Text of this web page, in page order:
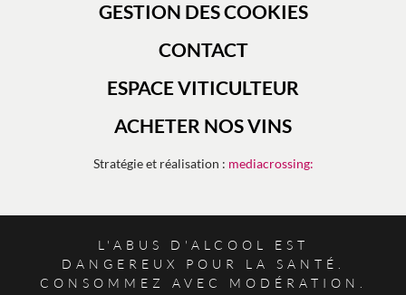
GESTION DES COOKIES
CONTACT
ESPACE VITICULTEUR
ACHETER NOS VINS
Stratégie et réalisation : mediacrossing:
L'ABUS D'ALCOOL EST
DANGEREUX POUR LA SANTÉ.
CONSOMMEZ AVEC MODÉRATION.